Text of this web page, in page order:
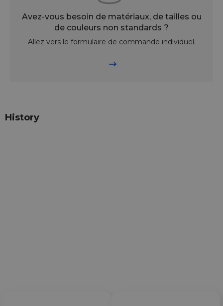
Avez-vous besoin de matériaux, de tailles ou
de couleurs non standards ?
Allez vers le formulaire de commande individuel.
History